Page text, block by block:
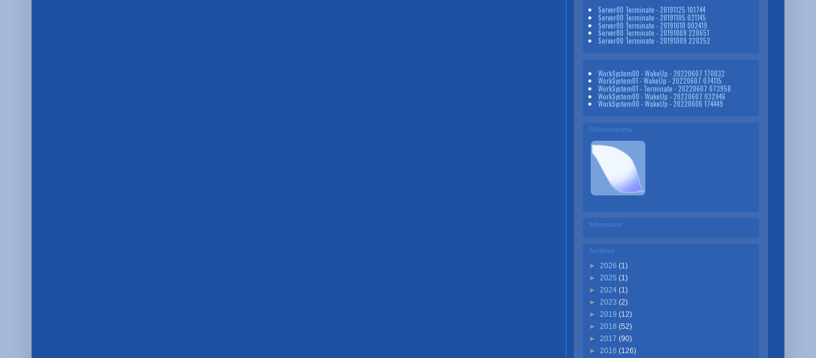
Server00 Terminate - 20191125 101744
Server00 Terminate - 20191105 021145
Server00 Terminate - 20191010 002419
Server00 Terminate - 20191009 220651
Server00 Terminate - 20191009 220252
WorkSystem00 - WakeUp - 20220607 170032
WorkSystem01 - WakeUp - 20220607 074115
WorkSystem01 - Terminate - 20220607 073958
WorkSystem00 - WakeUp - 20220607 032946
WorkSystem00 - WakeUp - 20220606 174449
Okitsunesama
Information
Archives
► 2026 (1)
► 2025 (1)
► 2024 (1)
► 2023 (2)
► 2019 (12)
► 2018 (52)
► 2017 (90)
► 2016 (126)